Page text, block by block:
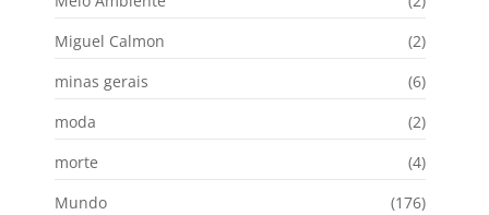
Miguel Calmon
(2)
minas gerais
(6)
moda
(2)
morte
(4)
Mundo
(176)